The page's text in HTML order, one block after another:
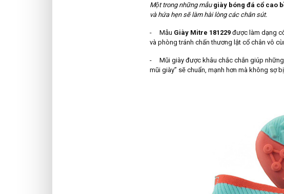
Một trong những mẫu giày bóng đá cổ cao
và hứa hẹn sẽ làm hài lòng các chân sút.
- Mẫu Giày Mitre 181229 được làm dạng
và phòng tránh chấn thương lật cổ chân vô
- Mũi giày được khâu chắc chắn giúp những
mũi giày” sẽ chuẩn, mạnh hơn mà không sợ